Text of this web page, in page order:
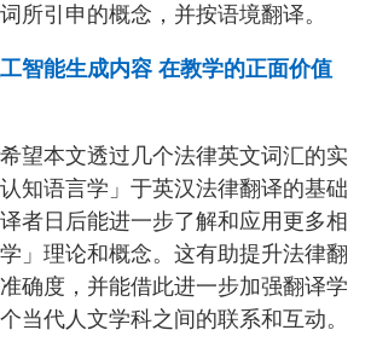
所引申的概念，并按语境翻译。
智能生成内容 在教学的正面价值
望本文透过几个法律英文词汇的实
知语言学」于英汉法律翻译的基础
者日后能进一步了解和应用更多相
」理论和概念。这有助提升法律翻
确度，并能借此进一步加强翻译学
当代人文学科之间的联系和互动。